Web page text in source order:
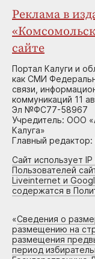
Реклама в
сайте
Портал Калуги и
как СМИ
связи,
коммуникаций 11
Эл №ФС77-58967
Учредитель: ООО
Калуга»
Главный редактор:
Сайт использует
Пользователей
Liveinternet и
содержатся в
«Сведения о
размещению на
размещения
период